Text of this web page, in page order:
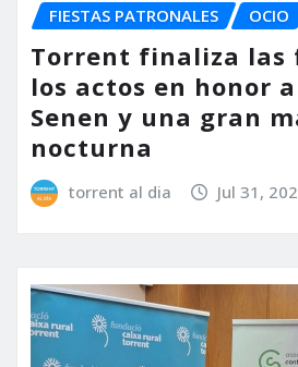
FIESTAS PATRONALES
OCIO
Torrent finaliza las
los actos en honor
Senen y una gran
nocturna
torrent al dia Jul 31,